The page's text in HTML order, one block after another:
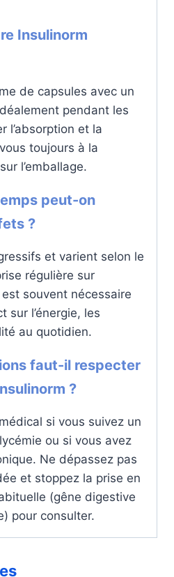
Insulinorm
de capsules avec un
pendant les
l’absorption et la
toujours à la
l’emballage.
peut-on
?
et varient selon le
régulière sur
souvent nécessaire
sur l’énergie, les
au quotidien.
faut-il respecter
?
si vous suivez un
ou si vous avez
Ne dépassez pas
et stoppez la prise en
(gêne digestive
pour consulter.